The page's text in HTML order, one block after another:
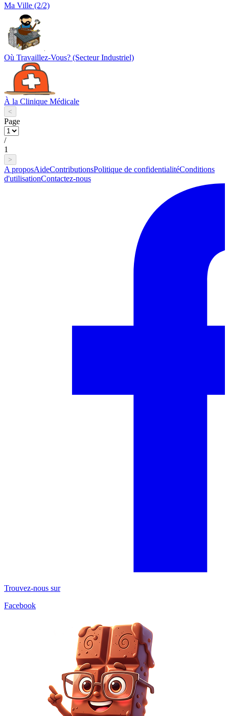
Ma Ville (2/2)
Où Travaillez-Vous? (Secteur Industriel)
À la Clinique Médicale
<
Page
/
1
>
A proposAideContributionsPolitique de confidentialitéConditions
d'utilisationContactez-nous
Trouvez-nous sur
Facebook